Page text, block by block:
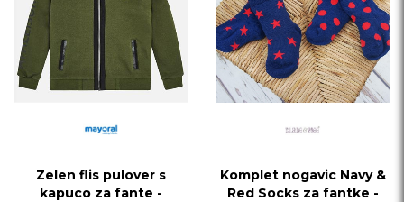
Zelen flis pulover s
kapuco za fante -
Komplet nogavic Navy &
Red Socks za fantke -